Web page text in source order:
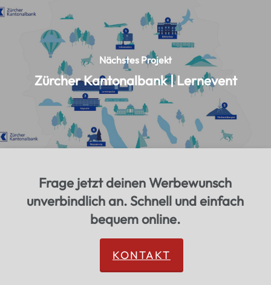
Nächstes Projekt
Zürcher Kantonalbank | Lernevent
Frage jetzt deinen Werbewunsch
unverbindlich an. Schnell und einfach
bequem online.
KONTAKT